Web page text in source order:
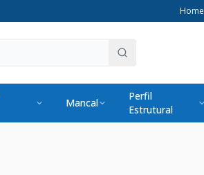
Home
Mancal
Perfil
Estrutural